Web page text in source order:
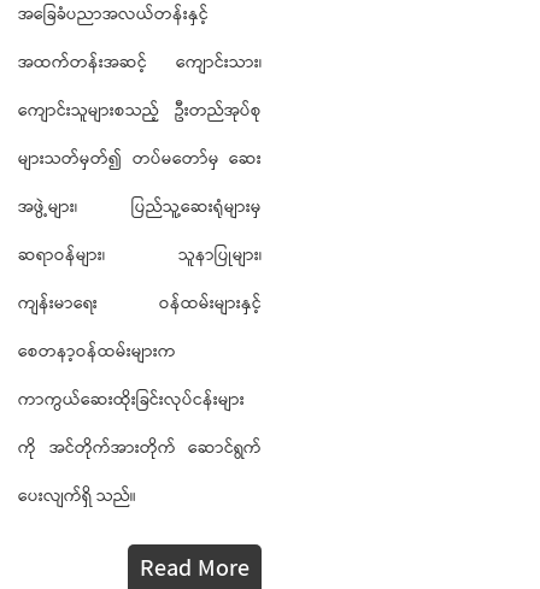
အခြေခံပညာအလယ်တန်းနှင့်
အထက်တန်းအဆင့် ကျောင်းသား၊
ကျောင်းသူများစသည့် ဦးတည်အုပ်စု
များသတ်မှတ်၍ တပ်မတော်မှ ဆေး
အဖွဲ့များ၊ ပြည်သူ့ဆေးရုံများမှ
ဆရာဝန်များ၊ သူနာပြုများ၊
ကျန်းမာရေး ဝန်ထမ်းများနှင့်
စေတနာ့ဝန်ထမ်းများက
ကာကွယ်ဆေးထိုးခြင်းလုပ်ငန်းများ
ကို အင်တိုက်အားတိုက် ဆောင်ရွက်
ပေးလျက်ရှိ သည်။
Read More